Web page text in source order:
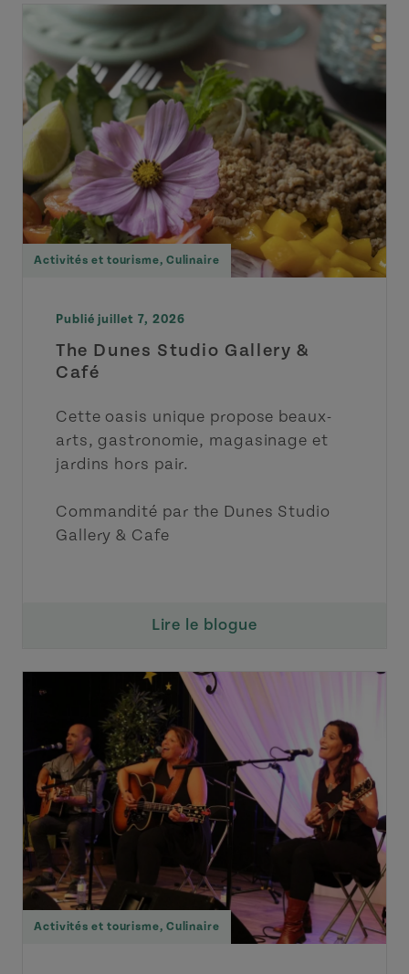
Activités et tourisme, Culinaire
Publié juillet 7, 2026
The Dunes Studio Gallery &
Café
Cette oasis unique propose beaux-
arts, gastronomie, magasinage et
jardins hors pair.
Commandité par the Dunes Studio
Gallery & Cafe
Lire le blogue
Activités et tourisme, Culinaire